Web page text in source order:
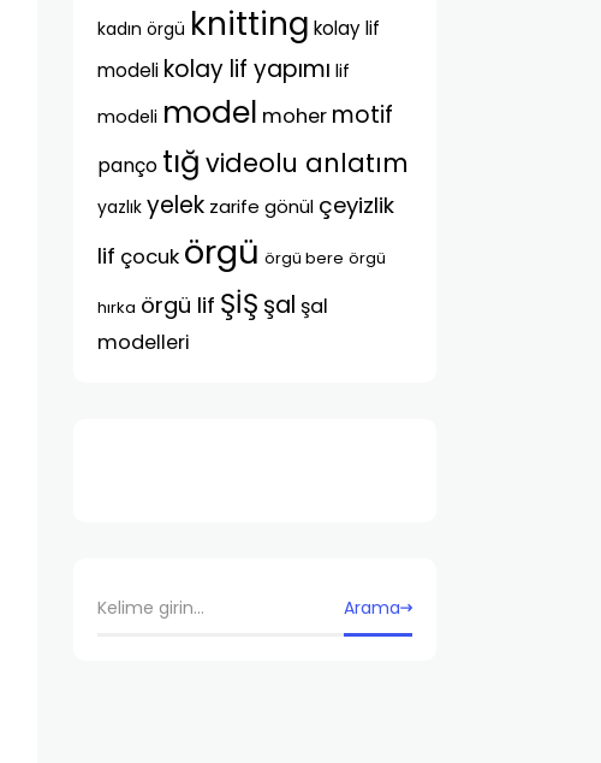
kadın örgü knitting kolay lif
modeli kolay lif yapımı lif
modeli model moher motif
panço tığ videolu anlatım
yazlık yelek zarife gönül çeyizlik
lif çocuk örgü örgü bere örgü
hırka örgü lif ŞİŞ şal şal
modelleri
Arama